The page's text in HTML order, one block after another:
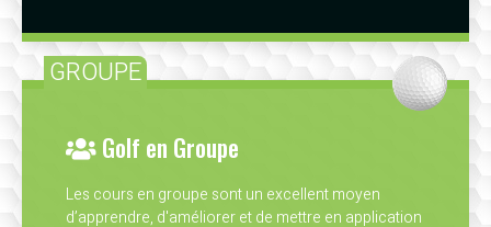
GROUPE
Golf en Groupe
Les cours en groupe sont un excellent moyen
d’apprendre, d'améliorer et de mettre en application